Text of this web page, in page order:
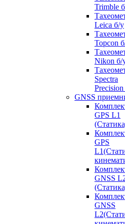
Trimble
Leica б/у
Topcon
Nikon б/
Spectra
GNSS
GPS L1
GPS
GNSS
GNSS